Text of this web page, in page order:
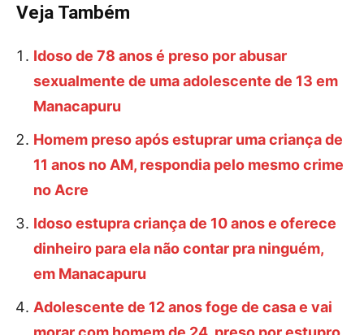
Veja Também
Idoso de 78 anos é preso por abusar
sexualmente de uma adolescente de 13 em
Manacapuru
Homem preso após estuprar uma criança de
11 anos no AM, respondia pelo mesmo crime
no Acre
Idoso estupra criança de 10 anos e oferece
dinheiro para ela não contar pra ninguém,
em Manacapuru
Adolescente de 12 anos foge de casa e vai